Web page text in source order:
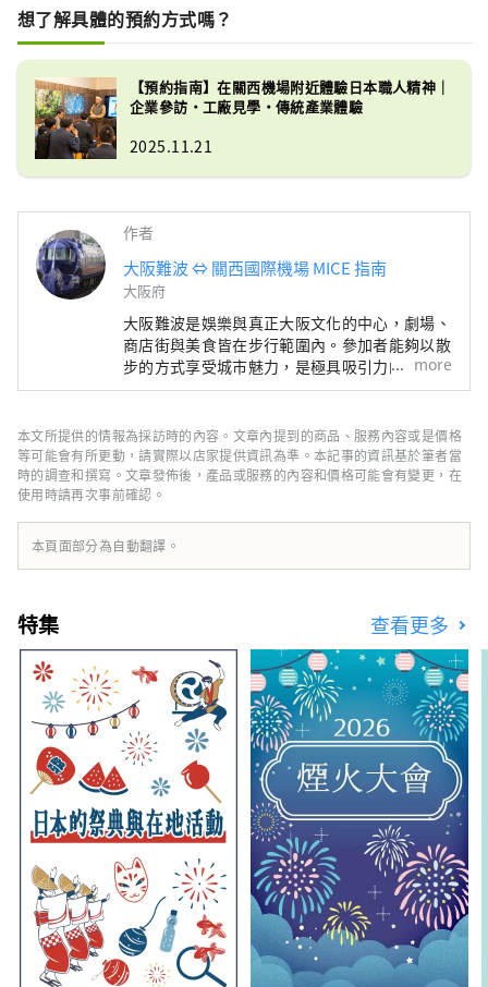
想了解具體的預約方式嗎？
【預約指南】在關西機場附近體驗日本職人精神｜
企業參訪・工廠見學・傳統產業體驗
2025.11.21
作者
大阪難波 ⇔ 關西國際機場 MICE 指南
大阪府
大阪難波是娛樂與真正大阪文化的中心，劇場、
商店街與美食皆在步行範圍內。參加者能夠以散
步的方式享受城市魅力，是極具吸引力的 MICE
區域。 《難波 ⇔ 關西機場 MICE 指南》以南海
MICE 支援，並在會期前後提供結合大阪南部與
和歌山產業觀光（企業參訪、工廠見學）的周遊
方案。 HP：
https://www.japanrootsguide.com/tw “本
帳號由南海株式會社運營。” 【照片描述】 1.
連接關西國際機場和難波的快速快速列車 2. 道
more
本文所提供的情報為採訪時的內容。文章內提到的商品、服務內容或是價格
等可能會有所更動，請實際以店家提供資訊為準。本記事的資訊基於筆者當
時的調查和撰寫。文章發佈後，產品或服務的內容和價格可能會有變更，在
使用時請再次事前確認。
本頁面部分為自動翻譯。
特集 查看更多